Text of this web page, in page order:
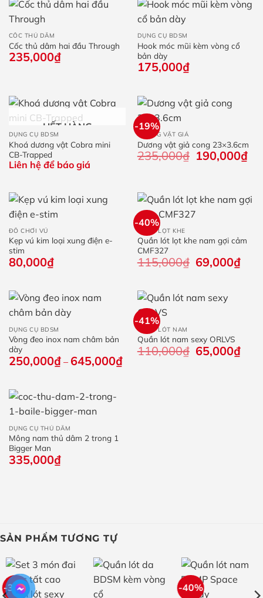
CỐC THỦ DÂM
Cốc thủ dâm hai đầu Through
235,000₫
DỤNG CỤ BDSM
Hook móc mũi kèm vòng cổ
bản dày
175,000₫
HẾT HÀNG
DỤNG CỤ BDSM
Khoá dương vật Cobra mini
CB-Trapped
Liên hệ để báo giá
-19%
DƯƠNG VẬT GIẢ
Dương vật giả cong 23×3.6cm
235,000₫
Giá
gốc
190,000₫Giá
ĐỒ CHƠI VÚ
Kẹp vú kim loại xung điện e-
stim
80,000₫
-40%
QUẦN LỌT KHE
Quần lót lọt khe nam gợi cảm
CMF327
115,000₫ Giá
gốc
69,000₫Giá
hiện
DỤNG CỤ BDSM
Vòng đeo inox nam châm bản
dày
250,000₫ – 645,000₫Khoảng
giá:
-41%
QUẦN LÓT NAM
Quần lót nam sexy ORLVS
110,000₫ Giá
gốc
65,000₫Giá
hiện
DỤNG CỤ THỦ DÂM
Mông nam thủ dâm 2 trong 1
Bigger Man
335,000₫
SẢN PHẨM TƯƠNG TỰ
-38% -40%